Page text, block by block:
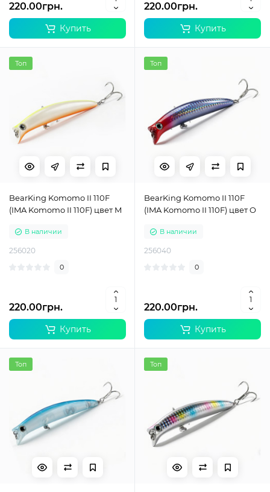
220.00грн.
Купить
220.00грн.
Купить
Топ
BearKing Komomo II 110F
(IMA Komomo II 110F) цвет M
В наличии
256020
0
220.00грн.
Купить
Топ
BearKing Komomo II 110F
(IMA Komomo II 110F) цвет O
В наличии
256040
0
220.00грн.
Купить
Топ Топ